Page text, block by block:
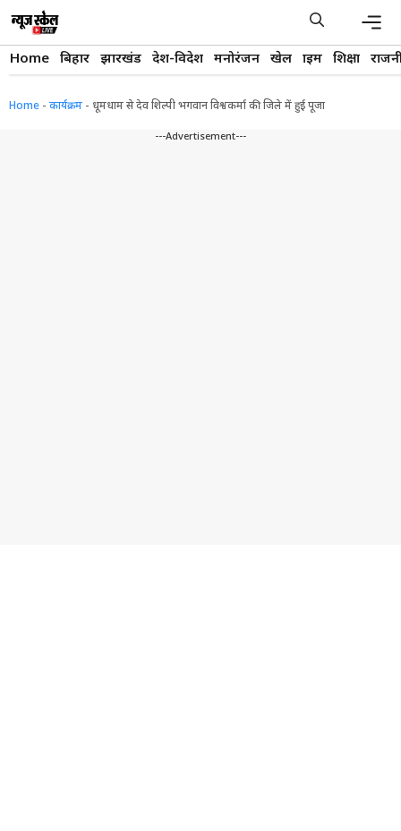
content
Home बिहार झारखंड देश-विदेश मनोरंजन खेल क्राइम शिक्षा
Home - कार्यक्रम - धूमधाम से देव शिल्पी भगवान विश्वकर्मा की जिले में हुई पूजा
---Advertisement---